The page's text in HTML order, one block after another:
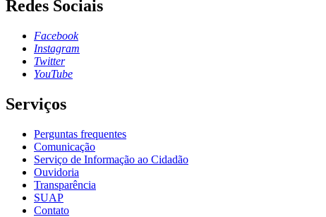
Redes Sociais
Facebook
Instagram
Twitter
YouTube
Serviços
Perguntas frequentes
Comunicação
Serviço de Informação ao Cidadão
Ouvidoria
Transparência
SUAP
Contato